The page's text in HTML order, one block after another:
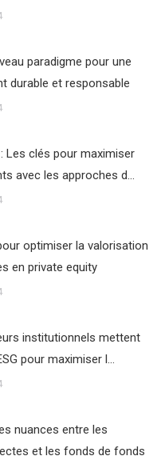
paradigme pour une
durable et responsable
Les clés pour maximiser
avec les approches d…
optimiser la valorisation
en private equity
institutionnels mettent
pour maximiser l…
nuances entre les
et les fonds de fonds